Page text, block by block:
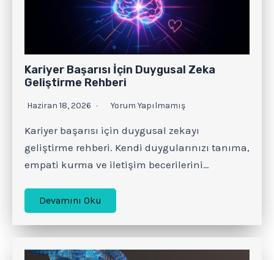
Kariyer Başarısı İçin Duygusal Zeka
Geliştirme Rehberi
Haziran 18, 2026 Yorum Yapılmamış
Kariyer başarısı için duygusal zekayı
geliştirme rehberi. Kendi duygularınızı tanıma,
empati kurma ve iletişim becerilerini…
Devamını Oku